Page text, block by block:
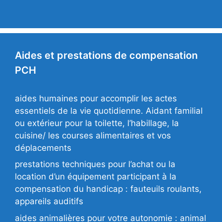
Aides et prestations de compensation
PCH
aides humaines pour accomplir les actes
essentiels de la vie quotidienne. Aidant familial
ou extérieur pour la toilette, l’habillage, la
cuisine/ les courses alimentaires et vos
déplacements
prestations techniques pour l’achat ou la
location d’un équipement participant à la
compensation du handicap : fauteuils roulants,
appareils auditifs
aides animalières pour votre autonomie : animal